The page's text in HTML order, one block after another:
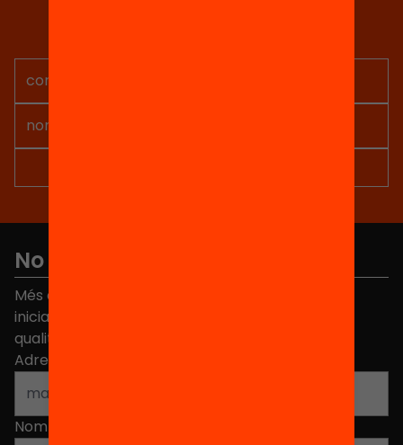
No et perdis res
Més de 40.000 persones ja han triat Equitat. Rep
iniciatives, propostes i projectes per millorar la
qualitat de l'educació a Catalunya.
Adreça electrònica
Nom